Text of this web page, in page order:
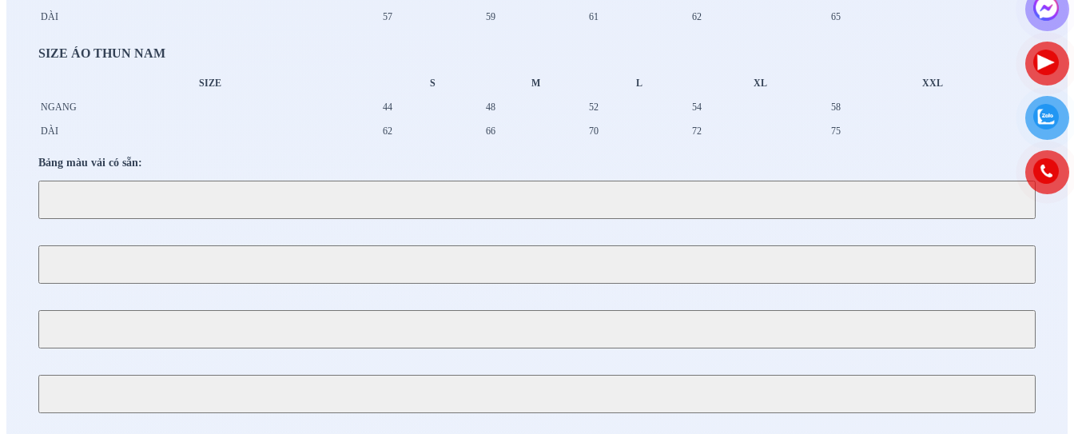
DÀI 57 59 61 62 65
SIZE ÁO THUN NAM
SIZE S M L XL XXL
NGANG 44 48 52 54 58
DÀI 62 66 70 72 75
Bảng màu vải có sẵn: